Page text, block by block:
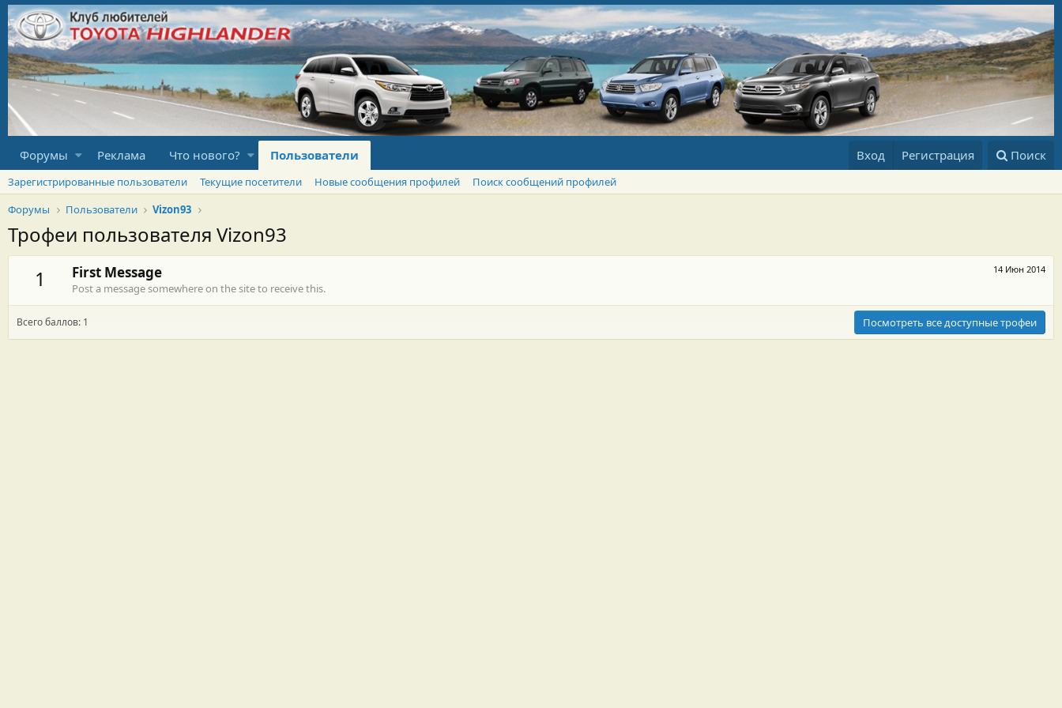
Форумы Реклама Что нового? Пользователи Вход Регистрация Поиск
Зарегистрированные пользователи Текущие посетители Новые сообщения профилей
Поиск сообщений профилей
Форумы
Пользователи Vizon93
Трофеи пользователя Vizon93
1
14 Июн 2014
First Message
Post a message somewhere on the site to receive this.
Всего баллов: 1 Посмотреть все доступные трофеи